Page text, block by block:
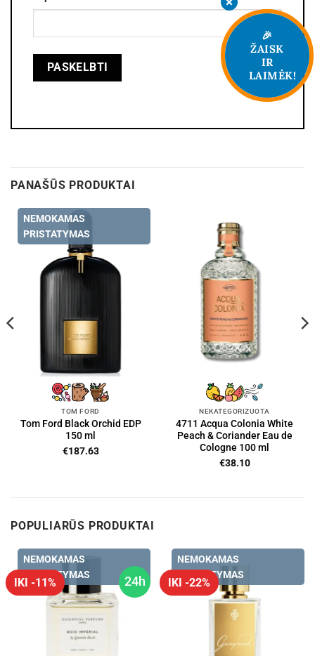
PANAŠŪS PRODUKTAI
NEMOKAMAS
PRISTATYMAS
TOM FORD
Tom Ford Black Orchid EDP
150 ml
€187.63
NEKATEGORIZUOTA
4711 Acqua Colonia White
Peach & Coriander Eau de
Cologne 100 ml
€38.10
POPULIARŪS PRODUKTAI
24h
IKI -11%
NEMOKAMAS
PRISTATYMAS
IKI -22%
NEMOKAMAS
PRISTATYMAS
🎉
ŽAISK
IR
LAIMĖK!